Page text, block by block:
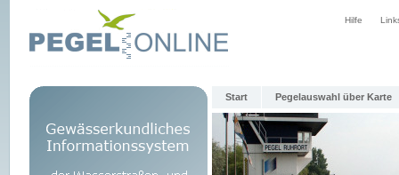
Hilfe
Start Pegelauswahl über Karte